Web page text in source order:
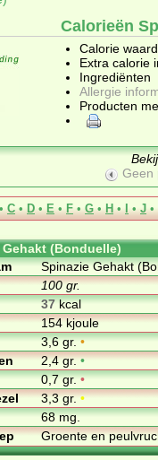
Calorieën
Calorie
Extra calorie
Ingrediënten
Allergie
Producten
Geen
• C • D • E • F • G • H • I • J •
Gehakt (Bonduelle)
Spinazie Gehakt
100 gr.
37kcal
154 kjoule
3,6 gr.•
2,4 gr.•
0,7 gr.•
3,3 gr.•
68 mg.
Groente en